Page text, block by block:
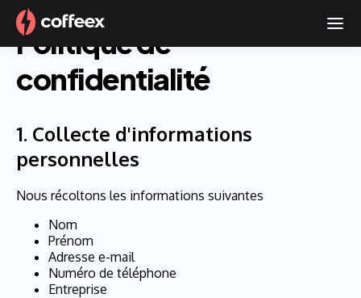
Politique de
confidentialité
1. Collecte d'informations
personnelles
Nous récoltons les informations suivantes
Nom
Prénom
Adresse e-mail
Numéro de téléphone
Entreprise